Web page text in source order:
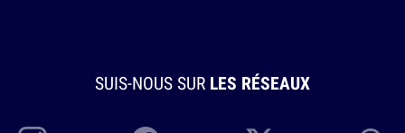
SUIS-NOUS SUR LES RÉSEAUX